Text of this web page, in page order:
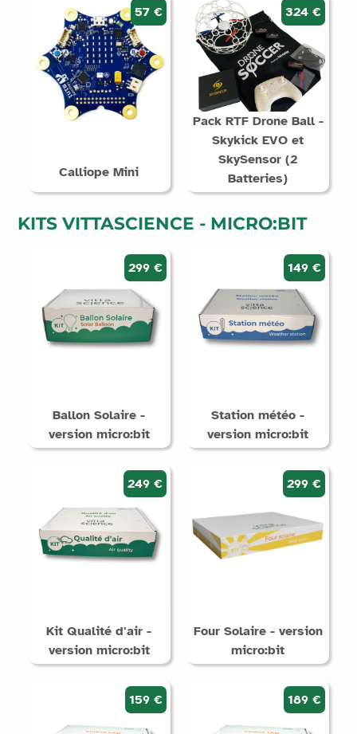
57 €
Calliope Mini
324 €
Pack RTF Drone Ball -
Skykick EVO et
SkySensor (2
Batteries)
KITS VITTASCIENCE - MICRO:BIT
299 €
Ballon Solaire -
version micro:bit
149 €
Station météo -
version micro:bit
249 €
Kit Qualité d'air -
version micro:bit
299 €
Four Solaire - version
micro:bit
159 € 189 €